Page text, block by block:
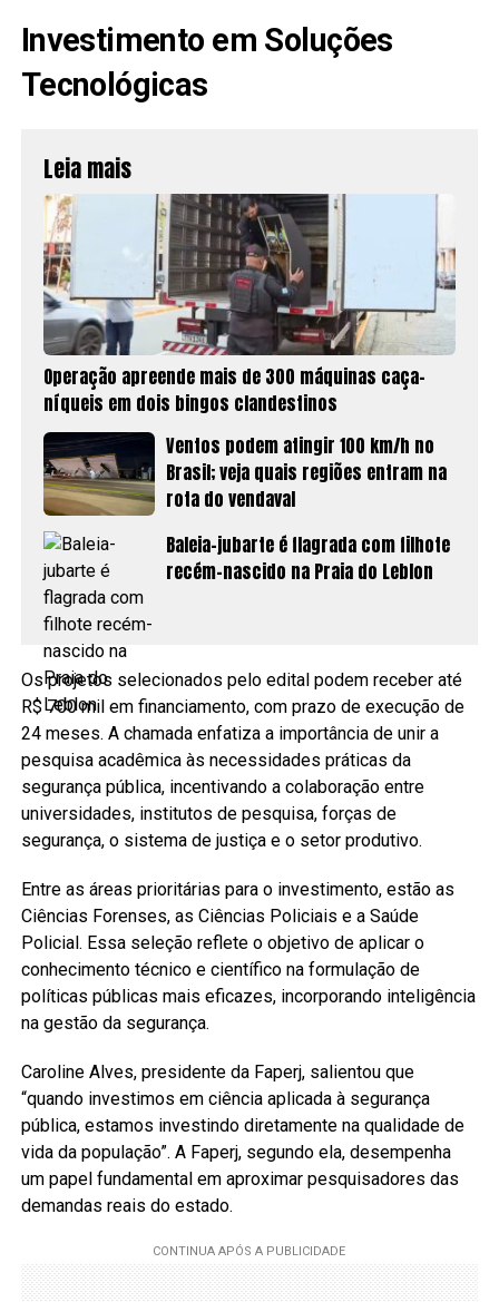
Investimento em Soluções
Tecnológicas
Leia mais
Operação apreende mais de 300 máquinas caça-
níqueis em dois bingos clandestinos
Ventos podem atingir 100 km/h no
Brasil; veja quais regiões entram na
rota do vendaval
Baleia-jubarte é flagrada com filhote
recém-nascido na Praia do Leblon
Os projetos selecionados pelo edital podem receber até
R$ 700 mil em financiamento, com prazo de execução de
24 meses. A chamada enfatiza a importância de unir a
pesquisa acadêmica às necessidades práticas da
segurança pública, incentivando a colaboração entre
universidades, institutos de pesquisa, forças de
segurança, o sistema de justiça e o setor produtivo.
Entre as áreas prioritárias para o investimento, estão as
Ciências Forenses, as Ciências Policiais e a Saúde
Policial. Essa seleção reflete o objetivo de aplicar o
conhecimento técnico e científico na formulação de
políticas públicas mais eficazes, incorporando inteligência
na gestão da segurança.
Caroline Alves, presidente da Faperj, salientou que
“quando investimos em ciência aplicada à segurança
pública, estamos investindo diretamente na qualidade de
vida da população”. A Faperj, segundo ela, desempenha
um papel fundamental em aproximar pesquisadores das
demandas reais do estado.